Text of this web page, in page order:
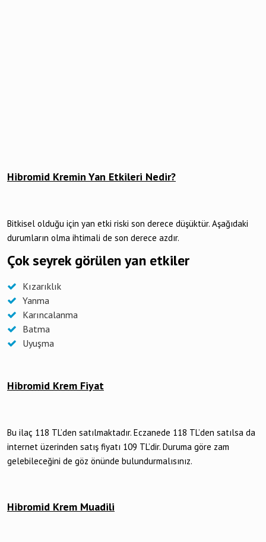
Hibromid Kremin Yan Etkileri Nedir?
Bitkisel olduğu için yan etki riski son derece düşüktür. Aşağıdaki
durumların olma ihtimali de son derece azdır.
Çok seyrek görülen yan etkiler
Kızarıklık
Yanma
Karıncalanma
Batma
Uyuşma
Hibromid Krem Fiyat
Bu ilaç 118 TL’den satılmaktadır. Eczanede 118 TL’den satılsa da
internet üzerinden satış fiyatı 109 TL’dir. Duruma göre zam
gelebileceğini de göz önünde bulundurmalısınız.
Hibromid Krem Muadili